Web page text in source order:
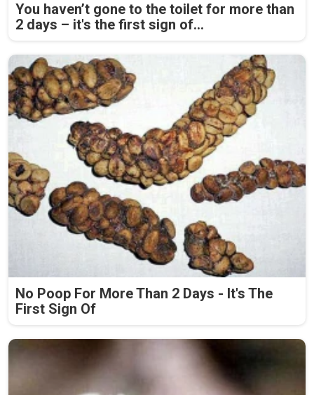
You haven’t gone to the toilet for more than
2 days – it's the first sign of...
No Poop For More Than 2 Days - It's The
First Sign Of